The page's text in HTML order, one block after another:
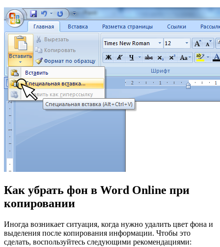
Как убрать фон в Word Online при
копировании
Иногда возникает ситуация, когда нужно удалить цвет фона и
выделения после копирования информации. Чтобы это
сделать, воспользуйтесь следующими рекомендациями: